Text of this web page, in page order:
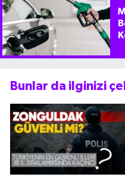
Bunlar da ilginizi